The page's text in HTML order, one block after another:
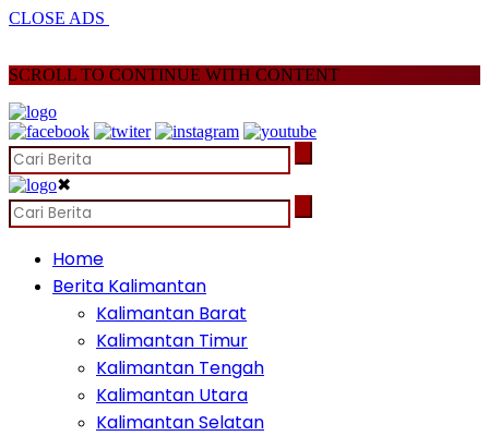
CLOSE ADS
SCROLL TO CONTINUE WITH CONTENT
✖
Home
Berita Kalimantan
Kalimantan Barat
Kalimantan Timur
Kalimantan Tengah
Kalimantan Utara
Kalimantan Selatan